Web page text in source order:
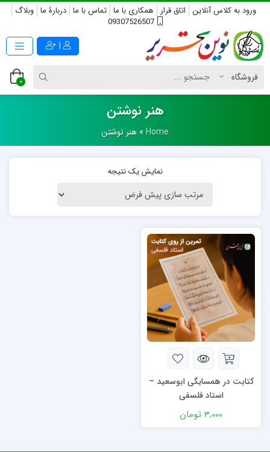
ورود به کلاس آنلاین اتاق قرار همکاری با ما تماس با ما دربارۀ ما وبلاگ
09307526507
|
0
هنر نوشتن
Home
» هنر نوشتن
نمایش یک نتیجه
کتابت در همسایگی ابوسعید –
استاد فلسفی
3,000 تومان